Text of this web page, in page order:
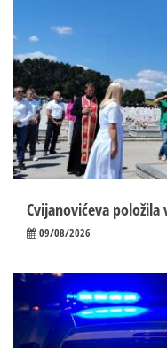
Cvijanovićeva
09/08/2026